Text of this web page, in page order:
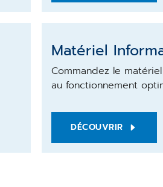
Matériel
Commandez le
au fonctionnement
DÉCOUVRIR